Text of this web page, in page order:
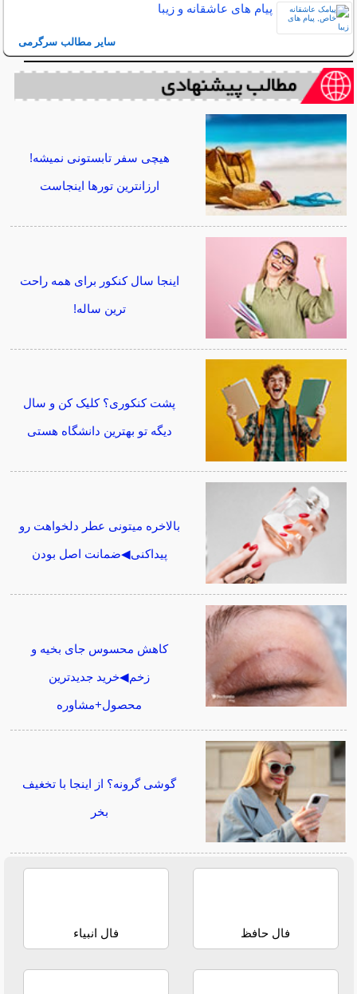
پیام های عاشقانه و زیبا
سایر مطالب سرگرمی
هیچی سفر تابستونی نمیشه!
ارزانترین تورها اینجاست
اینجا سال کنکور برای همه راحت
ترین ساله!
پشت کنکوری؟ کلیک کن و سال
دیگه تو بهترین دانشگاه هستی
بالاخره میتونی عطر دلخواهت رو
پیداکنی◀ضمانت اصل بودن
کاهش محسوس جای بخیه و
زخم◀خرید جدیدترین
محصول+مشاوره
گوشی گرونه؟ از اینجا با تخغیف
بخر
فال حافظ فال انبیاء